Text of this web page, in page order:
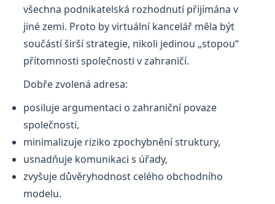
všechna podnikatelská rozhodnutí přijímána v
jiné zemi. Proto by virtuální kancelář měla být
součástí širší strategie, nikoli jedinou „stopou“
přítomnosti společnosti v zahraničí.
Dobře zvolená adresa:
posiluje argumentaci o zahraniční povaze
společnosti,
minimalizuje riziko zpochybnění struktury,
usnadňuje komunikaci s úřady,
zvyšuje důvěryhodnost celého obchodního
modelu.